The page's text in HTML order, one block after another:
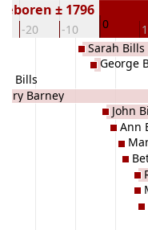
-20 -10 0
± 1796
Bills
Barney
Sarah Bills
George
John
Ann